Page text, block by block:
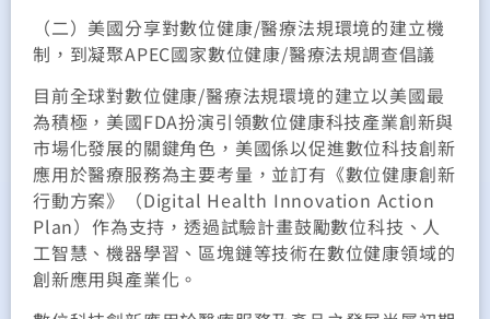
（二）美國分享對數位健康/醫療法規環境的建立機
制，到凝聚APEC國家數位健康/醫療法規調查倡議
目前全球對數位健康/醫療法規環境的建立以美國最
為積極，美國FDA扮演引領數位健康科技產業創新與
市場化發展的關鍵角色，美國係以促進數位科技創新
應用於醫療服務為主要考量，並訂有《數位健康創新
行動方案》（Digital Health Innovation Action
Plan）作為支持，透過試驗計畫鼓勵數位科技、人
工智慧、機器學習、區塊鏈等技術在數位健康領域的
創新應用與產業化。